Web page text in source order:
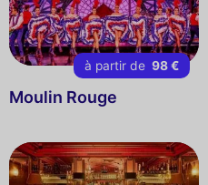
à partir de 98 €
Moulin Rouge